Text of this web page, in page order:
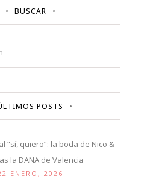
BUSCAR
POSTS
“sí, quiero”: la boda de Nico &
la DANA de Valencia
ENERO, 2026